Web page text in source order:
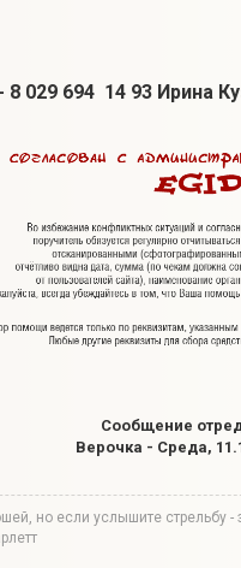
8 029 694 14 93 Ирина
Сообщение
Верочка - Среда,
но если услышите стрельбу -